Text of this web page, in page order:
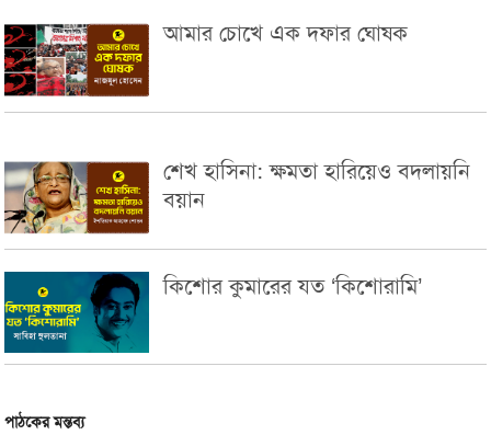
আমার চোখে এক দফার ঘোষক
শেখ হাসিনা: ক্ষমতা হারিয়েও বদলায়নি
বয়ান
কিশোর কুমারের যত ‘কিশোরামি’
পাঠকের মন্তব্য